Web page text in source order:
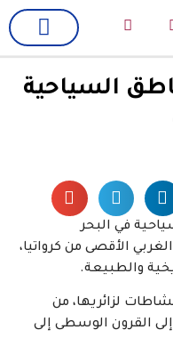
السياحية
في البحر
الأقصى من كرواتيا،
والطبيعة.
لزائريها، من
إلى القرون الوسطى إلى